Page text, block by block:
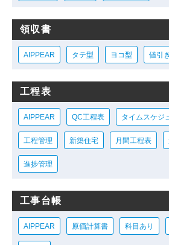
領収書
AIPPEAR タテ型 ヨコ型 値引き
工程表
AIPPEAR QC工程表 タイムスケジ
工程管理 新築住宅 月間工程表
進捗管理
工事台帳
AIPPEAR 原価計算書 科目あり